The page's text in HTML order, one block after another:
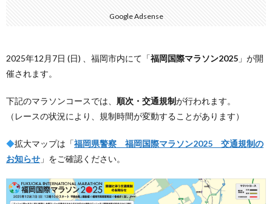
Google Adsense
2025年12月7日 (日) 、福岡市内にて「福岡国際マラソン2025 」が開
催されます。
下記のマラソンコースでは、 順次・交通規制が行われます。
（レースの状況により、規制時間が変動することがあります）
◆拡大マップは「福岡県警察 福岡国際マラソン2025 交通規制の
お知らせ 」をご確認ください。